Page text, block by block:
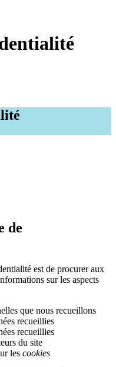
de
est de procurer aux
sur les aspects
que nous recueillons
recueillies
recueillies
du site
les cookies